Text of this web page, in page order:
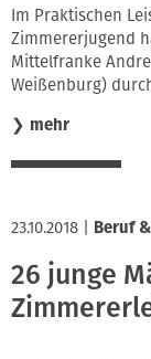
Im Praktischen
Zimmererjugend
Mittelfranke
Weißenburg)
❯ mehr
23.10.2018 Beruf
26 junge